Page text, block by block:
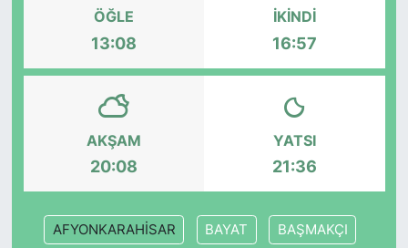
ÖĞLE
13:08
İKINDI
16:57
AKŞAM
20:08
YATSI
21:36
AFYONKARAHİSAR BAYAT BAŞMAKÇI
FESTİVAL TAKVİMİ
KONGRE HABERLERİ
KONGRE TAKVİMİ
RÖPORTAJLAR